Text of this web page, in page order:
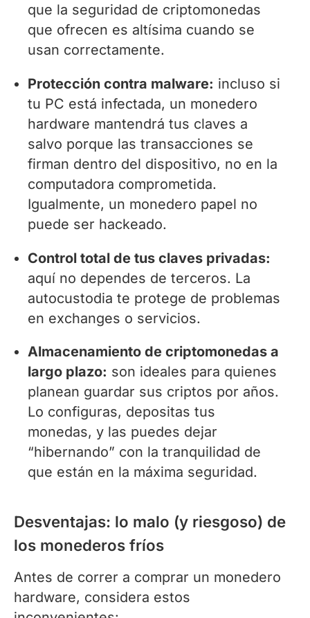
que la seguridad de criptomonedas
que ofrecen es altísima cuando se
usan correctamente.
Protección contra malware: incluso si
tu PC está infectada, un monedero
hardware mantendrá tus claves a
salvo porque las transacciones se
firman dentro del dispositivo, no en la
computadora comprometida.
Igualmente, un monedero papel no
puede ser hackeado.
Control total de tus claves privadas:
aquí no dependes de terceros. La
autocustodia te protege de problemas
en exchanges o servicios.
Almacenamiento de criptomonedas a
largo plazo: son ideales para quienes
planean guardar sus criptos por años.
Lo configuras, depositas tus
monedas, y las puedes dejar
“hibernando” con la tranquilidad de
que están en la máxima seguridad.
Desventajas: lo malo (y riesgoso) de
los monederos fríos
Antes de correr a comprar un monedero
hardware, considera estos